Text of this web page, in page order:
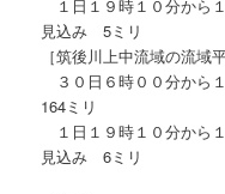
１日１９時１０分から
見込み 5ミリ
［筑後川上中流域の流域
３０日６時００分から
164ミリ
１日１９時１０分から
見込み 6ミリ